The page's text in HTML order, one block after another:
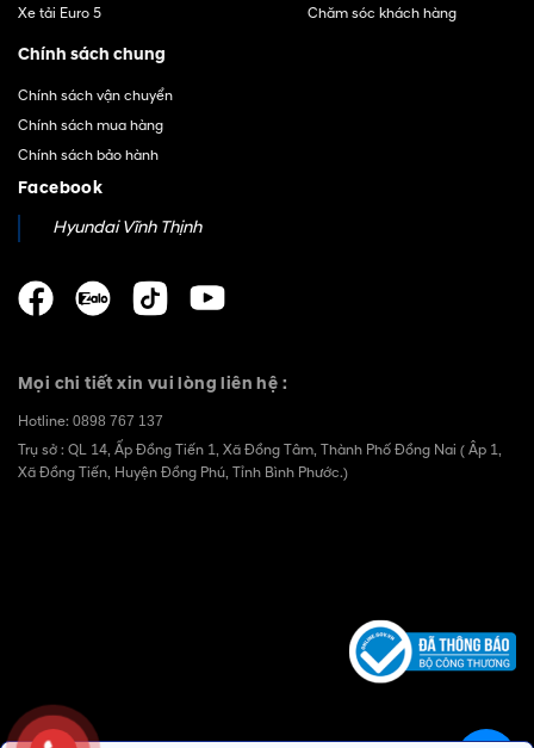
Xe tải Euro 5
Chăm sóc khách hàng
Chính sách chung
Chính sách vận chuyển
Chính sách mua hàng
Chính sách bảo hành
Facebook
Hyundai Vĩnh Thịnh
Mọi chi tiết xin vui lòng liên hệ :
Hotline: 0898 767 137
Trụ sở : QL 14, Ấp Đồng Tiến 1, Xã Đồng Tâm, Thành Phố Đồng Nai ( Âp 1,
Xã Đồng Tiến, Huyện Đồng Phú, Tỉnh Bình Phước.)